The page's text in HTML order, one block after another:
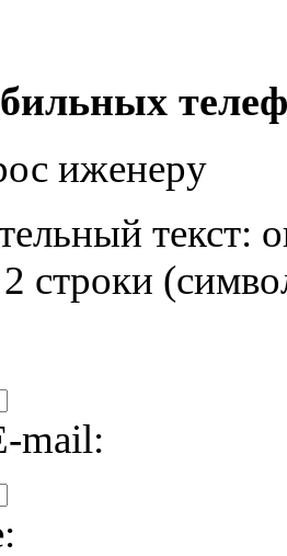
иженеру
текст:
строки
mail: